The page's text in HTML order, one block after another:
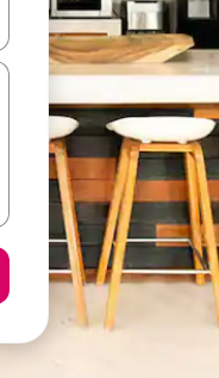
usando as seta para